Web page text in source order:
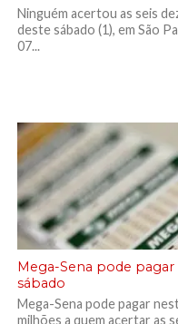
Ninguém acertou as seis
deste sábado (1), em São
07...
Mega-Sena pode
sábado
Mega-Sena pode pagar
milhões a quem acertar as